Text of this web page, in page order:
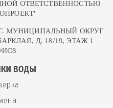
ОТВЕТСТВЕННОСТЬЮ
МУНИЦИПАЛЬНЫЙ ОКРУГ
Д. 18/19, ЭТАЖ 1
ВОДЫ